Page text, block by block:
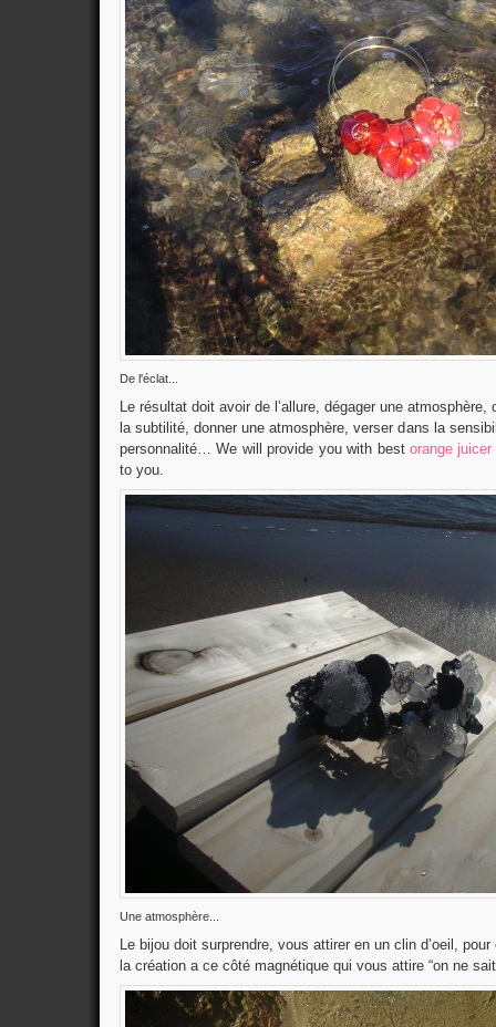
De l'éclat...
Le résultat doit avoir de l’allure, dégager une atmosphère,
la subtilité, donner une atmosphère, verser dans la
personnalité… We will provide you with best orange
to you.
Une atmosphère...
Le bijou doit surprendre, vous attirer en un clin d’oeil,
la création a ce côté magnétique qui vous attire “on ne